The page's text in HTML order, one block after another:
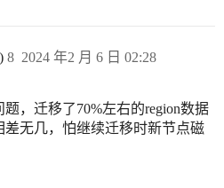
2024 年2 月 6 日 02:28
8
，迁移了70%左右的region数据
无几，怕继续迁移时新节点磁